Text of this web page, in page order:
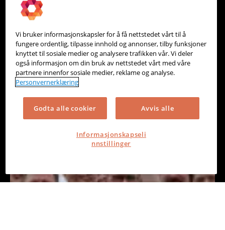
Vi bruker informasjonskapsler for å få nettstedet vårt til å
fungere ordentlig, tilpasse innhold og annonser, tilby funksjoner
knyttet til sosiale medier og analysere trafikken vår. Vi deler
også informasjon om din bruk av nettstedet vårt med våre
partnere innenfor sosiale medier, reklame og analyse.
Personvernerklæring
Godta alle cookier Avvis alle
Informasjonskapseli
nnstillinger